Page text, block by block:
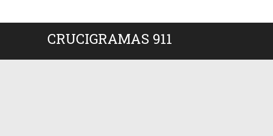
CRUCIGRAMAS 911